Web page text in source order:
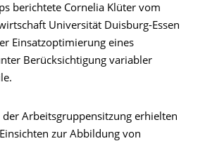
berichtete Cornelia Klüter vom
Universität Duisburg-Essen
Einsatzoptimierung eines
Berücksichtigung variabler
der Arbeitsgruppensitzung erhielten
zur Abbildung von